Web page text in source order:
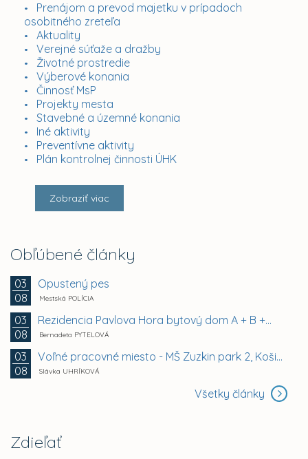
Prenájom a prevod majetku v prípadoch
osobitného zreteľa
Aktuality
Verejné súťaže a dražby
Životné prostredie
Výberové konania
Činnosť MsP
Projekty mesta
Stavebné a územné konania
Iné aktivity
Preventívne aktivity
Plán kontrolnej činnosti ÚHK
Zobraziť viac
Obľúbené články
03
08
Opustený pes
Mestská POLÍCIA
03
08
Rezidencia Pavlova Hora bytový dom A + B +...
Bernadeta PYTELOVÁ
03
08
Voľné pracovné miesto - MŠ Zuzkin park 2, Košice -...
Slávka UHRÍKOVÁ
Všetky články
Zdieľať